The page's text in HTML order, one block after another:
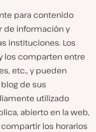
para contenido
de información y
instituciones. Los
los comparten entre
etc., y pueden
de sus
utilizado
abierto en la web,
los horarios